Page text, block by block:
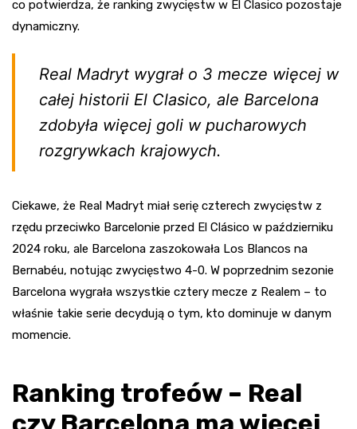
co potwierdza, że ranking zwycięstw w El Clasico pozostaje
dynamiczny.
Real Madryt wygrał o 3 mecze więcej w
całej historii El Clasico, ale Barcelona
zdobyła więcej goli w pucharowych
rozgrywkach krajowych.
Ciekawe, że Real Madryt miał serię czterech zwycięstw z
rzędu przeciwko Barcelonie przed El Clásico w październiku
2024 roku, ale Barcelona zaszokowała Los Blancos na
Bernabéu, notując zwycięstwo 4-0. W poprzednim sezonie
Barcelona wygrała wszystkie cztery mecze z Realem – to
właśnie takie serie decydują o tym, kto dominuje w danym
momencie.
Ranking trofeów – Real